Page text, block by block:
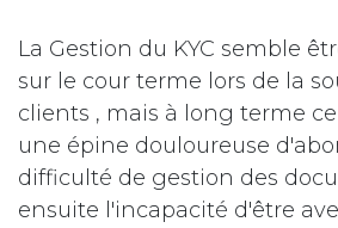
La Gestion du KYC semble
sur le cour terme lors de la
clients , mais à long terme
une épine douloureuse
difficulté de gestion des
ensuite l'incapacité d'être